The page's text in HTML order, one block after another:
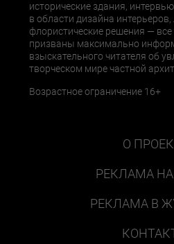
исторические здания,
в области дизайна
флористические решения —
призваны максимально
взыскательного читателя об
творческом мире частной
Возрастное ограничение 16+
О
РЕКЛАМА
РЕКЛАМА В